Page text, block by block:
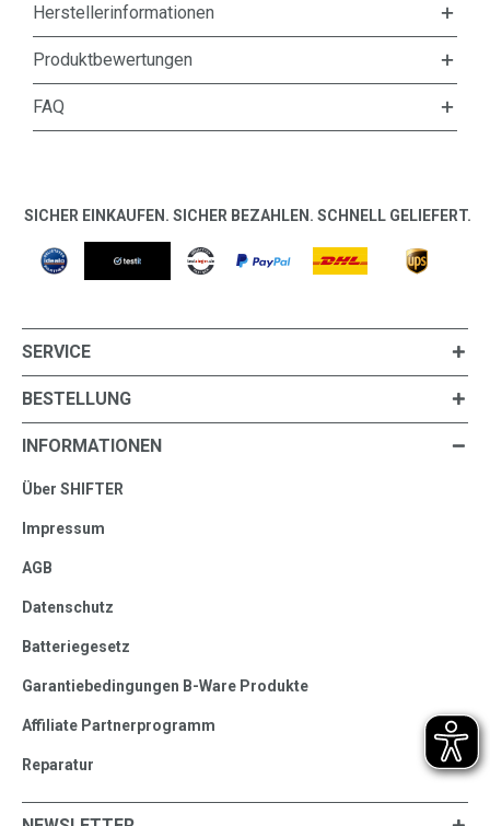
Herstellerinformationen
Produktbewertungen
FAQ
SICHER EINKAUFEN. SICHER BEZAHLEN. SCHNELL GELIEFERT.
SERVICE
BESTELLUNG
INFORMATIONEN
Über SHIFTER
Impressum
AGB
Datenschutz
Batteriegesetz
Garantiebedingungen B-Ware Produkte
Affiliate Partnerprogramm
Reparatur